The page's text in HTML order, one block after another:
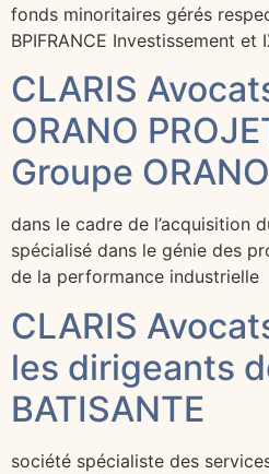
fonds minoritaires gérés
BPIFRANCE Investissement et
CLARIS
ORANO
Groupe ORANO
dans le cadre de l’acquisition
spécialisé dans le génie des
de la performance industrielle
CLARIS
les dirigeants
BATISANTE
société spécialiste des